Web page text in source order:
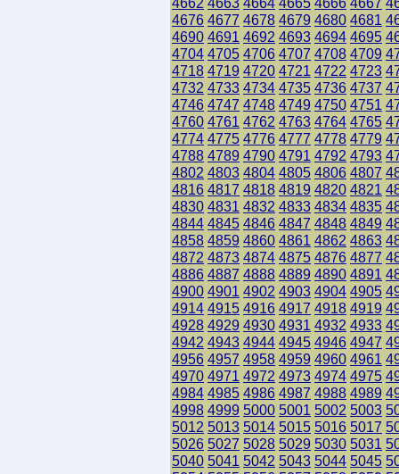
4676 4677 4678 4679 4680 4681
4690 4691 4692 4693 4694 4695
4704 4705 4706 4707 4708 4709
4718 4719 4720 4721 4722 4723
4732 4733 4734 4735 4736 4737
4746 4747 4748 4749 4750 4751
4760 4761 4762 4763 4764 4765
4774 4775 4776 4777 4778 4779
4788 4789 4790 4791 4792 4793
4802 4803 4804 4805 4806 4807
4816 4817 4818 4819 4820 4821
4830 4831 4832 4833 4834 4835
4844 4845 4846 4847 4848 4849
4858 4859 4860 4861 4862 4863
4872 4873 4874 4875 4876 4877
4886 4887 4888 4889 4890 4891
4900 4901 4902 4903 4904 4905
4914 4915 4916 4917 4918 4919
4928 4929 4930 4931 4932 4933
4942 4943 4944 4945 4946 4947
4956 4957 4958 4959 4960 4961
4970 4971 4972 4973 4974 4975
4984 4985 4986 4987 4988 4989
4998 4999 5000 5001 5002 5003
5012 5013 5014 5015 5016 5017
5026 5027 5028 5029 5030 5031
5040 5041 5042 5043 5044 5045